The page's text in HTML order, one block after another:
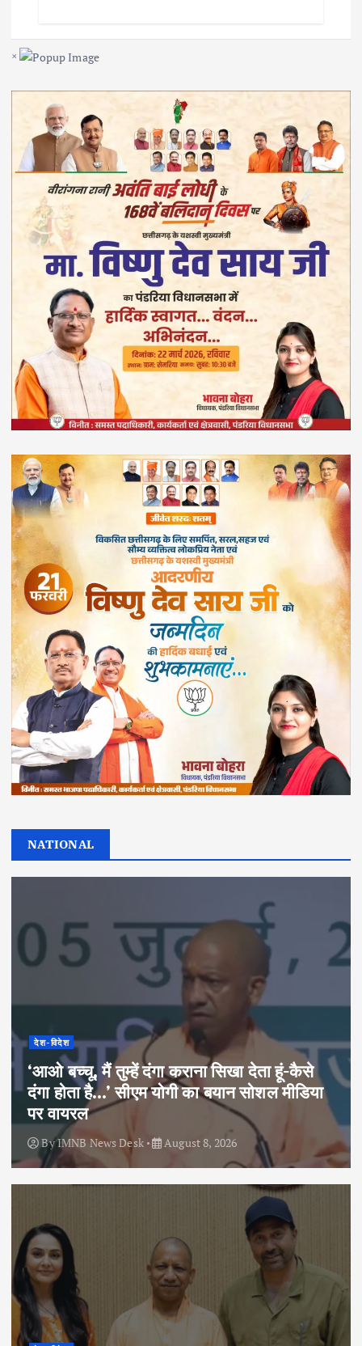
×
NATIONAL
देश-विदेश
‘आओ बच्चू, मैं तुम्हें दंगा कराना सिखा देता हूं-कैसे
दंगा होता है…’ सीएम योगी का बयान सोशल मीडिया
पर वायरल
ByIMNB News Desk August 8, 2026